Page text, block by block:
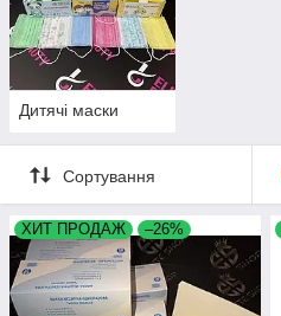
Дитячі маски
Сортування
ХИТ ПРОДАЖ –26%